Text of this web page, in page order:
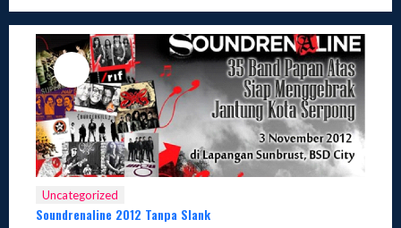
Uncategorized
Soundrenaline 2012 Tanpa Slank